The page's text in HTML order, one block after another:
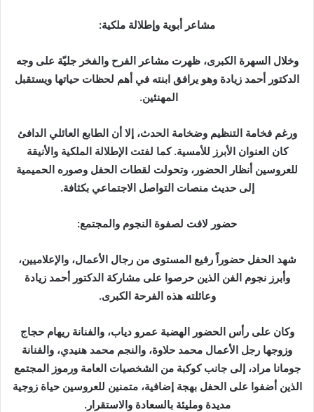
مشاعر أبوية وإطلالة ملكية:
وخلال السهرة الكبرى، ظهرت مشاعر الفرح والفخر جليّة على وجه
الدكتور أحمد زيادة وهو يرافق ابنته في أهم لحظات حياتها ويستقبل
المهنئين.
ورغم فخامة التنظيم وضخامة الحدث، إلا أن الطابع العائلي الدافئ
كان العنوان الأبرز للأمسية. كما لفتت الإطلالة الملكية والأنيقة
للعروسين أنظار الحضور، وتحولت لقطات الحفل وصوره الحميمية
إلى حديث منصات التواصل الاجتماعي بكثافة.
حضور لافت لصفوة النجوم والمجتمع:
شهد الحفل حضوراً رفيع المستوى من رجال الأعمال، والإعلاميين،
وأبرز نجوم الفن الذين حرصوا على مشاركة الدكتور أحمد زيادة
وعائلته هذه الفرحة الكبرى.
وكان على رأس الحضور الهضبة عمرو دياب، والفنانة ريهام حجاج
وزوجها رجل الأعمال محمد حلاوة، والنجم محمد هنيدي، والفنانة
جومانا مراد، إلى جانب كوكبة من الشخصيات العامة ورموز المجتمع
الذين أضفوا على الحفل بهجة إضافية، متمنين للعروسين حياة زوجية
مديدة ومليئة بالسعادة والاستقرار.